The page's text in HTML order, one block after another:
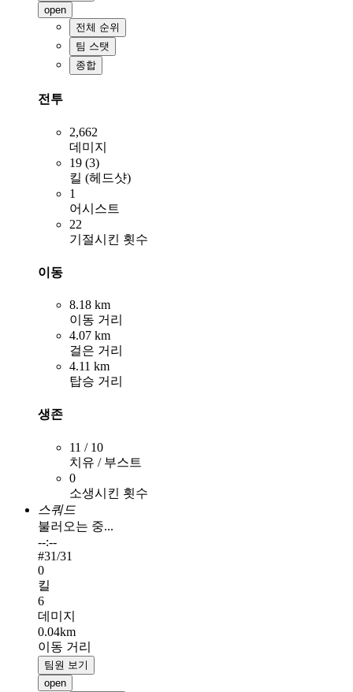
open
전체 순위
팀 스탯
종합
전투
2,662
데미지
19 (3)
킬 (헤드샷)
1
어시스트
22
기절시킨 횟수
이동
8.18 km
이동 거리
4.07 km
걸은 거리
4.11 km
탑승 거리
생존
11 / 10
치유 / 부스트
0
소생시킨 횟수
스쿼드
불러오는 중...
--:--
#31/31
0
킬
6
데미지
0.04km
이동 거리
팀원 보기
open